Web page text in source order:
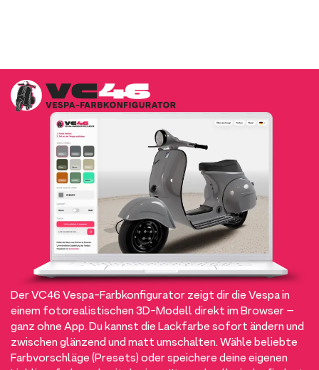
Der VC46 Vespa-Farbkonfigurator zeigt dir die Vespa in
einem fotorealistischen 3D-Modell direkt im Browser –
ganz ohne App. Du kannst die Lackfarbe sofort ändern und
zwischen glänzend und matt umschalten. Wähle beliebte
Farbvorschläge (Presets) oder speichere deine eigenen